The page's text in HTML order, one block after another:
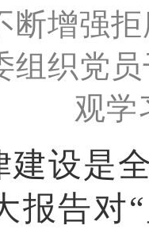
断增强
组织党
观学
建设是
报告对